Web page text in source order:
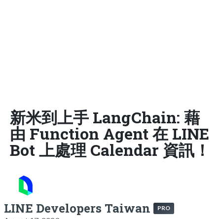
新米到上手 LangChain: 藉
由 Function Agent 在 LINE
Bot 上處理 Calendar 資訊！
LINE Developers Taiwan PRO